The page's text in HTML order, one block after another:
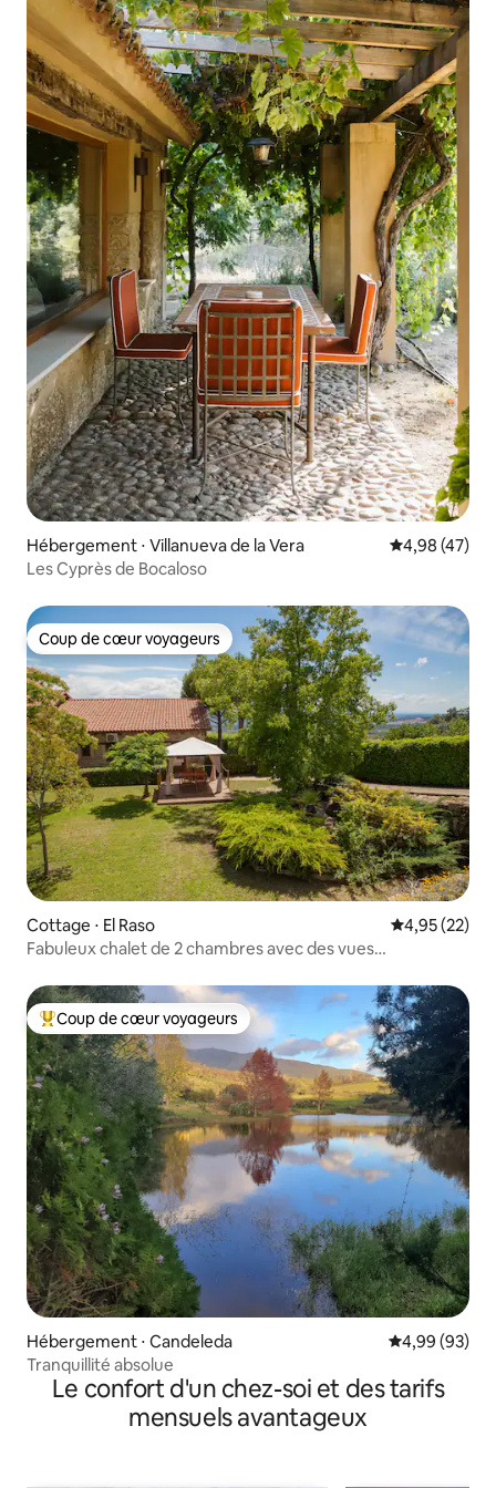
Hébergement ⋅ Villanueva de la Vera Évaluation
4,98 (47)
Les Cyprès de Bocaloso
Coup de cœur voyageurs
Coup de cœur voyageurs
Cottage ⋅ El Raso Évaluation
4,95 (22)
Fabuleux chalet de 2 chambres avec des vues
Coups de cœur voyageurs les plus appréciés
Coup de cœur voyageurs
Hébergement ⋅ Candeleda Évaluation
4,99 (93)
Tranquillité absolue
Le confort d'un chez-soi et des tarifs
mensuels avantageux